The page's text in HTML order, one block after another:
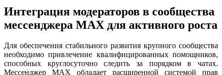
Интеграция модераторов в сообщества
мессенджера MAX для активного роста
Для обеспечения стабильного развития крупного сообщества
необходимо привлечение квалифицированных помощников,
способных круглосуточно следить за порядком в чатах.
Мессенджер MAX обладает расширенной системой прав